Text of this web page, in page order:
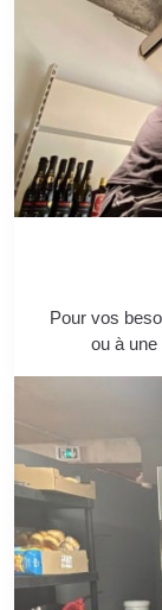
Pour vos
ou à une